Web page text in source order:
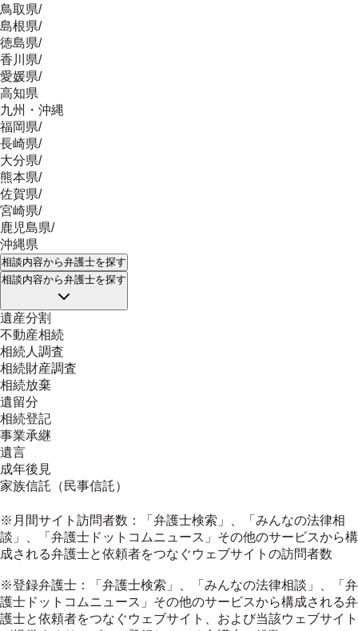
鳥取県/
島根県/
徳島県/
香川県/
愛媛県/
高知県
九州・沖縄
福岡県/
長崎県/
大分県/
熊本県/
佐賀県/
宮崎県/
鹿児島県/
沖縄県
相談内容から弁護士を探す
相談内容から弁護士を探す
遺産分割
不動産相続
相続人調査
相続財産調査
相続放棄
遺留分
相続登記
事業承継
遺言
成年後見
家族信託（民事信託）
※月間サイト訪問者数：「弁護士検索」、「みんなの法律相
談」、「弁護士ドットコムニュース」その他のサービスから構
成される弁護士と依頼者をつなぐウェブサイトの訪問者数
※登録弁護士：「弁護士検索」、「みんなの法律相談」、「弁
護士ドットコムニュース」その他のサービスから構成される弁
護士と依頼者をつなぐウェブサイト、および当該ウェブサイト